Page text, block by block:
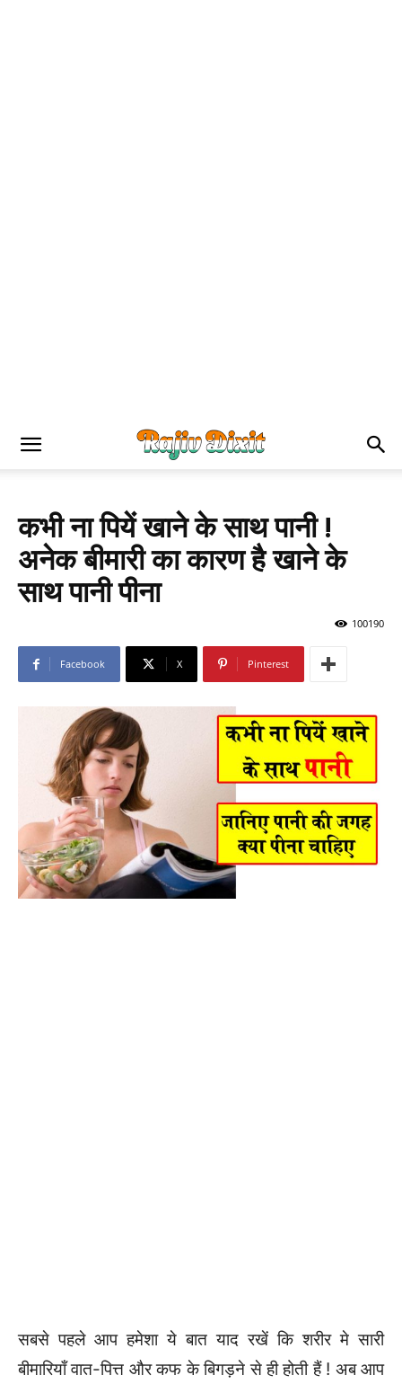
कभी ना पियें खाने के साथ पानी !
अनेक बीमारी का कारण है खाने के
साथ पानी पीना
100190
Facebook X Pinterest
सबसे पहले आप हमेशा ये बात याद रखें कि शरीर मे सारी
बीमारियाँ वात-पित्त और कफ के बिगड़ने से ही होती हैं ! अब आप